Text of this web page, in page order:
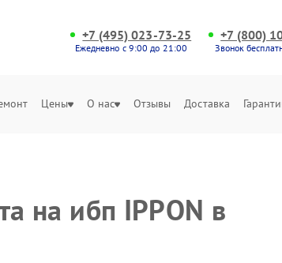
+7 (495) 023-73-25
Ежедневно с 9:00 до 21:00
+7 (800)
Звонок
Цены О нас Отзывы Доставка
на ибп IPPON в